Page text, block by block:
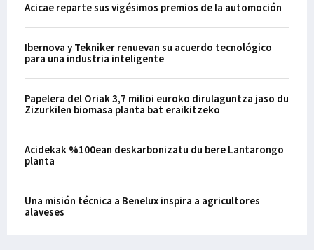
Acicae reparte sus vigésimos premios de la automoción
Ibernova y Tekniker renuevan su acuerdo tecnológico
para una industria inteligente
Papelera del Oriak 3,7 milioi euroko dirulaguntza jaso du
Zizurkilen biomasa planta bat eraikitzeko
Acidekak %100ean deskarbonizatu du bere Lantarongo
planta
Una misión técnica a Benelux inspira a agricultores
alaveses